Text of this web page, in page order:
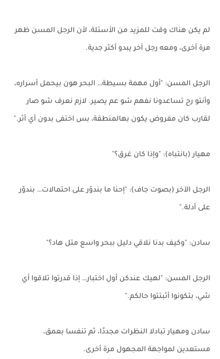
لم يكن هناك وقت للمزيد من الأسئلة، لأن الرجل المسن ظهر
مرة أخرى، ومعه رجل آخر يبدو أكثر جدية.
الرجل المسن: "أول مهمة بسيطة… البحر هون بيحمل أسراره،
وأنتو رح تساعدونا نفهم شو عم يصير. لازم نعرف شو صار
لقارب كان مفروض يكون بهالمنطقة، بس اختفى بدون أي أثر."
مهيار (بانتباه): "وإذا كان غرق؟"
الرجل الآخر (بصوت جاف): "إحنا ما بندوّر على احتمالات… بندوّر
على أدلة."
سادن: "وكيف بدنا نلاقي دليل ببحر واسع متل هاد؟"
الرجل المسن: "لهيك عندكن أول اختبار… إذا قدرتوا تلاقوا أي
شي، بتكونوا أثبتتوا حالكم."
سادن ومهيار تبادلا النظرات مجددًا، ثم تنفسا بعمق،
مستعدين لمواجهة المجهول مرة أخرى.